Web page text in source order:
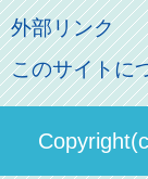
その他のご案内
パスモのご案内
俺の妹。
直営駐車場パ
ステーションギ
駅構内出店者
よくあるご質問
お問い合わせ先
会社概要
社長ごあいさつ
決算概要
外部リンク
このサイトに